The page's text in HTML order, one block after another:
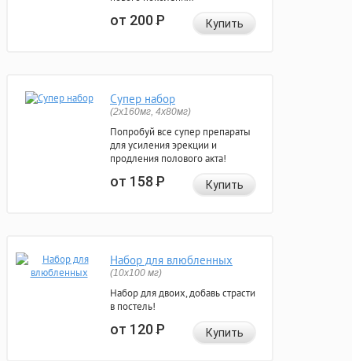
от 200Р Купить
Супер набор
(2х160мг, 4х80мг)
Попробуй все супер препараты
для усиления эрекции и
продления полового акта!
от 158Р Купить
Набор для влюбленных
(10х100 мг)
Набор для двоих, добавь страсти
в постель!
от 120Р Купить